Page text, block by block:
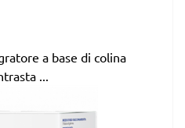
a base di colina
...